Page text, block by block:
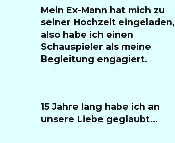
Mein Ex-Mann hat mich zu
seiner Hochzeit eingeladen,
also habe ich einen
Schauspieler als meine
Begleitung engagiert.
15 Jahre lang habe ich an
unsere Liebe geglaubt…